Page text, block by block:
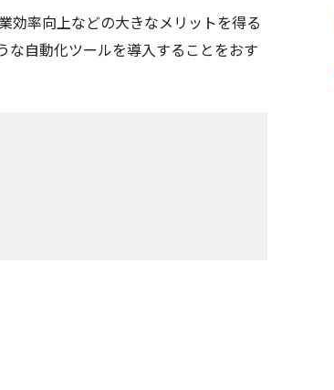
効率向上などの大きなメリットを得る
な自動化ツールを導入することをおす